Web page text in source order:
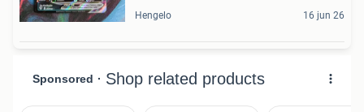
Hengelo 16 jun 26